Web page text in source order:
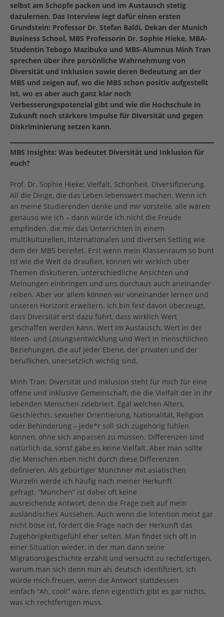
selbst am Schopfe packen und im Austausch stetig
dazulernen. Das Interview legt dafür einen ersten
Grundstein: Professor Dr. Stefan Baldi, Dekan der Munich
Business School, MBS Professorin Dr. Sophie Hieke, MBA-
Studentin Tebogo Mazibuko und MBS-Alumnus Minh Tran
sprechen über ihre persönliche Wahrnehmung von
Diversität und Inklusion sowie deren Bedeutung an der
MBS und zeigen auf, wo die MBS schon positiv aufgestellt
ist, wo es aber auch ganz klar noch
Verbesserungspotenzial gibt und wie die Hochschule in
Zukunft noch stärkere Impulse für Diversität und gegen
Diskriminierung setzen kann.
MBS Insights: Was bedeutet Diversität und Inklusion für
euch?
Prof. Dr. Sophie Hieke: Vielfalt. Schönheit. Diversifizierung.
All die Dinge, die das Leben lebenswert machen. Wenn ich
an meine Studierenden denke und mir vorstelle, alle wären
genauso wie ich – dann würde ich nicht die Freude
empfinden, die mir das Unterrichten in einem
multikulturellen, internationalen und diversen Setting wie
dem der MBS bereitet. Erst wenn mein Klassenraum so bunt
ist wie die Welt da draußen, können wir wirklich über
Themen diskutieren, unterschiedliche Ansichten und
Meinungen einbringen und uns durchaus auch aneinander
reiben. Aber vor allem können wir voneinander lernen und
unseren Horizont erweitern. Ich bin fest davon überzeugt,
dass Diversität erst dazu führt, dass wirklich Wert
geschaffen werden kann. Wert im Austausch, Wert in der
Ideen- und Lösungsentwicklung und Wert in menschlichen
Beziehungen, die auf jeder Ebene, der privaten und der
beruflichen, unersetzlich wichtig sind.
Minh Tran: Diversität und Inklusion steht für mich für eine
offene und inklusive Gemeinschaft, die die Vielfalt der in ihr
lebenden Menschen zelebriert. Egal welchen Alters,
Geschlechts, sexueller Orientierung, Nationalität, Religion
oder Behinderung – jede*r soll sich zugehörig fühlen
können, ohne sich anpassen zu müssen. Differenzen sind
natürlich da, sonst gäbe es keine Vielfalt. Aber man sollte
die Menschen eben nicht durch diese Differenzen
definieren. Als gebürtiger Münchner mit asiatischen
Wurzeln werde ich häufig nach meiner Herkunft
gefragt. “München” ist dabei oft keine
ausreichende Antwort, denn die Frage zielt auf mein
ausländisches Aussehen. Auch wenn die Intention meist gar
nicht böse ist, fördert die Frage nach der Herkunft das
Zugehörigkeitsgefühl eher selten. Man findet sich oft in
einer Situation wieder, in der man dann seine
Migrationsgeschichte erzählt und versucht zu rechtfertigen,
warum man sich denn nun als deutsch identifiziert. Ich
würde mich freuen, wenn die Antwort stattdessen
einfach “Ah, cool!” wäre, denn eigentlich gibt es gar nichts,
was ich rechtfertigen muss.